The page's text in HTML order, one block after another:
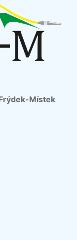
Místek